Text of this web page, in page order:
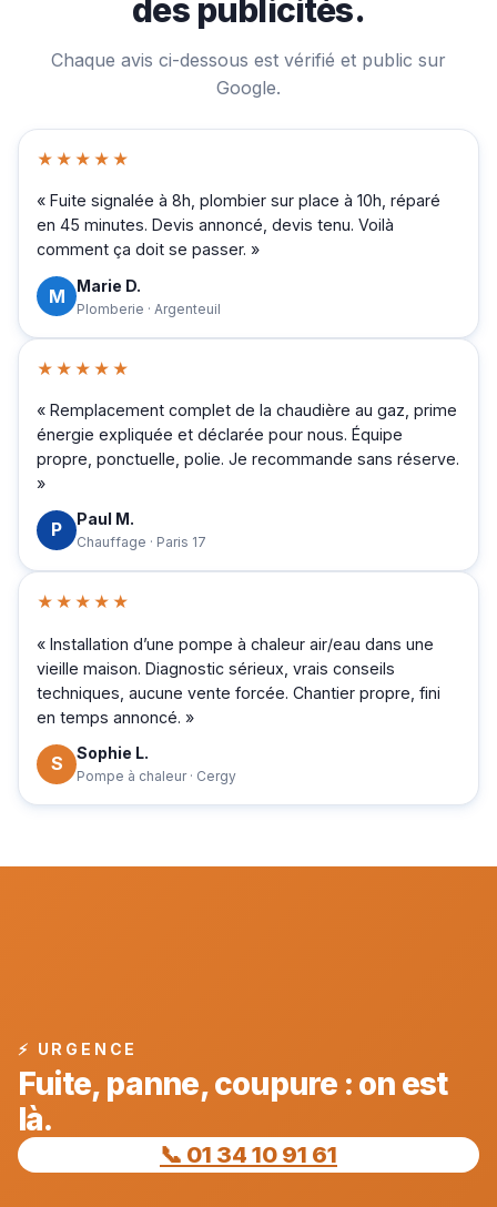
des publicités.
Chaque avis ci-dessous est vérifié et public sur
Google.
★★★★★
« Fuite signalée à 8h, plombier sur place à 10h, réparé
en 45 minutes. Devis annoncé, devis tenu. Voilà
comment ça doit se passer. »
M Marie D.
Plomberie · Argenteuil
★★★★★
« Remplacement complet de la chaudière au gaz, prime
énergie expliquée et déclarée pour nous. Équipe
propre, ponctuelle, polie. Je recommande sans réserve.
»
P Paul M.
Chauffage · Paris 17
★★★★★
« Installation d’une pompe à chaleur air/eau dans une
vieille maison. Diagnostic sérieux, vrais conseils
techniques, aucune vente forcée. Chantier propre, fini
en temps annoncé. »
S Sophie L.
Pompe à chaleur · Cergy
⚡ URGENCE
Fuite, panne, coupure : on est
là.
📞 01 34 10 91 61